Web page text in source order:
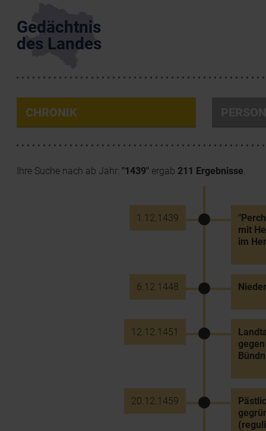
Gedächtnis
des Landes
CHRONIK
Ihre Suche nach ab Jahr: "1439" ergab 211 Ergebnisse.
1.12.1439
mit
im
6.12.1448
12.12.1451
20.12.1459